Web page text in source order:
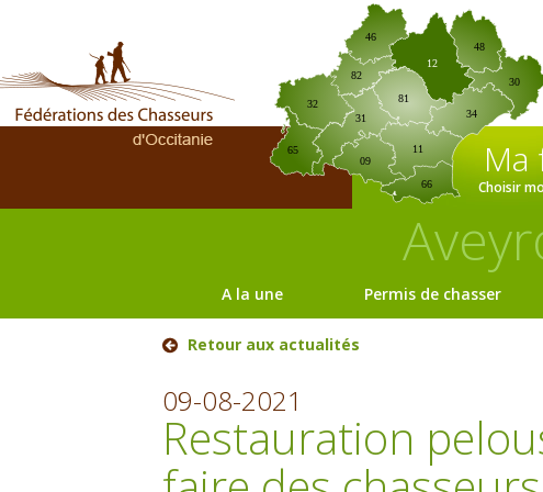
09
12
30
31
32
34
46
65
66
81
82
11
48
Ma
Choisir
A la une Permis de chasser
Retour aux actualités
09-08-2021
Restauration